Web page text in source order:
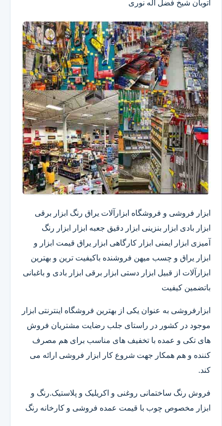
اتوبان شیخ فضل اله نوری
ابزار فروشی و فروشگاه ابزارآلات یراق رنگ ابزار برقی
ابزار بادی ابزار بنزینی ابزار دقیق​ جعبه ابزار ابزار رنگ
آمیزی ابزار ایمنی ابزار کارگاهی ابزار یراق قیمت ابزار و
ابزار یراق و چسب میهن فروشنده باکیفیت ترین و بهترین
ابزارآلات از قبیل ابزار دستی ابزار برقی ابزار بادی و باغبانی
باتضمین کیفیت
ابزارفروشی به عنوان یکی از بهترین فروشگاه اینترنتی ابزار
موجود در کشور در راستای جلب رضایت مشتریان فروش
های تکی و عمده با تخفیف های مناسب برای هم مصرف
کننده و هم همکار جهت شروع کار ابزار فروشی ارائه می
کند.
فروش رنگ ساختمانی روغنی و اکریلیک و پلاستیک.رنگ و
ابزار مخصوص چوب با قیمت عمده فروشی و کارخانه رنگ